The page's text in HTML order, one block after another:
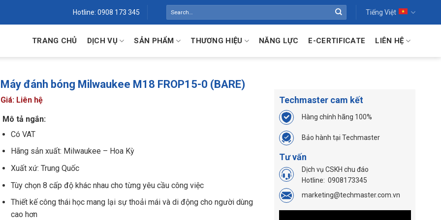
Hotline: 0908 173 345 Tiếng Việt
TRANG CHỦ DỊCH VỤ SẢN PHẨM THƯƠNG HIỆU NĂNG LỰC E-CERTIFICATE LIÊN HỆ
Máy đánh bóng Milwaukee M18 FROP15-0 (BARE)
Giá: Liên hệ
Mô tả ngắn:
Có VAT
Hãng sản xuất: Milwaukee – Hoa Kỳ
Xuất xứ: Trung Quốc
Tùy chọn 8 cấp độ khác nhau cho từng yêu cầu công việc
Thiết kế công thái học mang lại sự thoải mái và di động cho người dùng
cao hơn
Techmaster cam kết
Hàng chính hãng 100%
Bảo hành tại Techmaster
Tư vấn
Dịch vụ CSKH chu đáo
Hotline: 0908173345
marketing@techmaster.com.vn